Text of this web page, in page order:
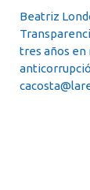
Beatriz
tres años en